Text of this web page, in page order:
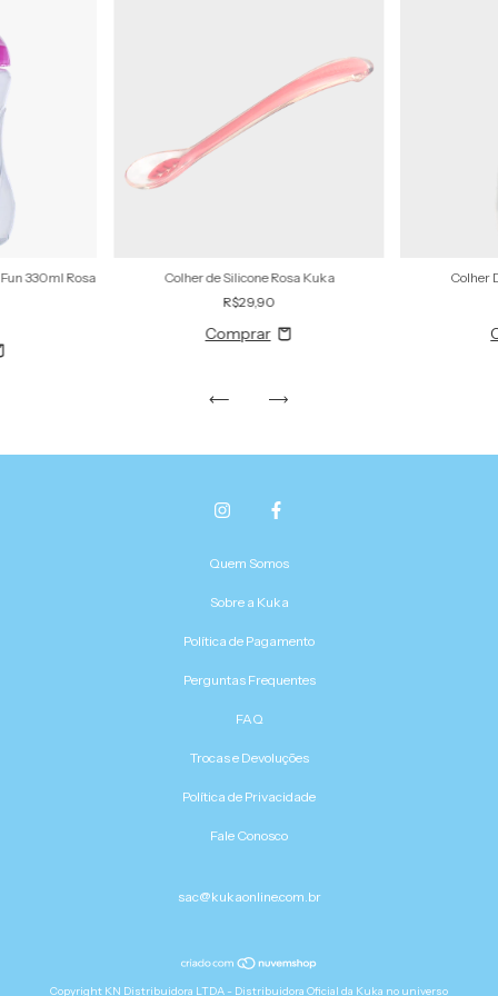
330ml Rosa
Colher de Silicone Rosa Kuka
R$29,90
Colher
Quem Somos
Sobre a Kuka
Política de Pagamento
Perguntas Frequentes
FAQ
Trocas e Devoluções
Política de Privacidade
Fale Conosco
sac@kukaonline.com.br
Copyright KN Distribuidora LTDA - Distribuidora Oficial da Kuka no universo